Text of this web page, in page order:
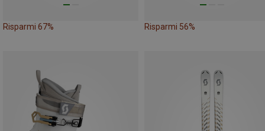
Risparmi 67% Risparmi 56%